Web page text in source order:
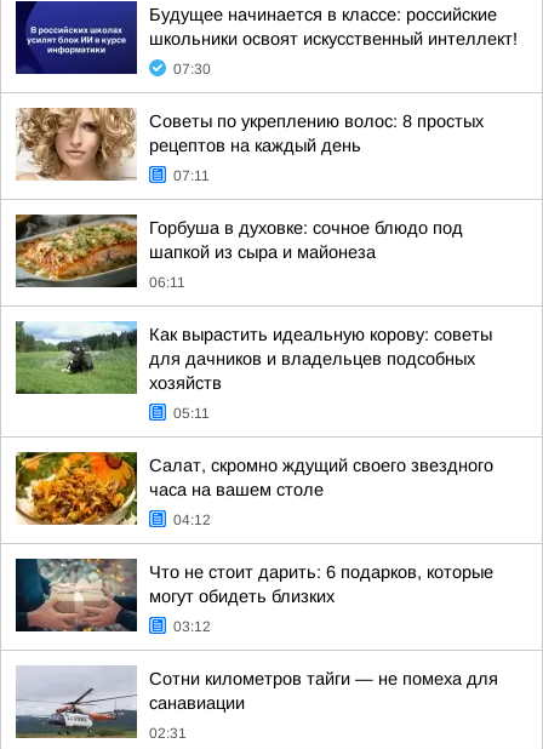
Будущее начинается в классе: российские
школьники освоят искусственный интеллект!
07:30
Советы по укреплению волос: 8 простых
рецептов на каждый день
07:11
Горбуша в духовке: сочное блюдо под
шапкой из сыра и майонеза
06:11
Как вырастить идеальную корову: советы
для дачников и владельцев подсобных
хозяйств
05:11
Салат, скромно ждущий своего звездного
часа на вашем столе
04:12
Что не стоит дарить: 6 подарков, которые
могут обидеть близких
03:12
Сотни километров тайги — не помеха для
санавиации
02:31